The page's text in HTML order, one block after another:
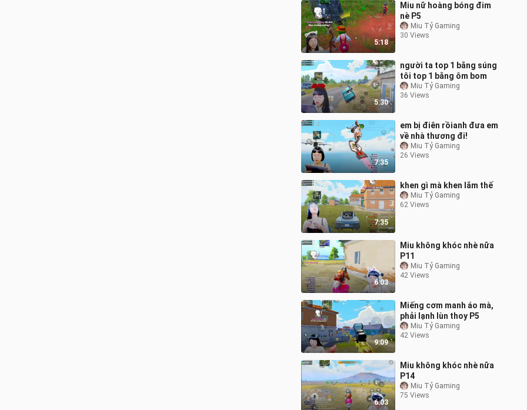
5:18
Miu nữ hoàng bóng đim
nè P5
Miu Tỷ Gaming
30 Views
5:30
người ta top 1 bằng súng
tôi top 1 bằng ôm bom
Miu Tỷ Gaming
36 Views
7:35
em bị điên rồianh đưa em
về nhà thương đi!
Miu Tỷ Gaming
26 Views
7:35
khen gì mà khen lắm thế
Miu Tỷ Gaming
62 Views
6:03
Miu không khóc nhè nữa
P11
Miu Tỷ Gaming
42 Views
9:09
Miếng cơm manh áo mà,
phải lạnh lùn thoy P5
Miu Tỷ Gaming
42 Views
6:03
Miu không khóc nhè nữa
P14
Miu Tỷ Gaming
75 Views